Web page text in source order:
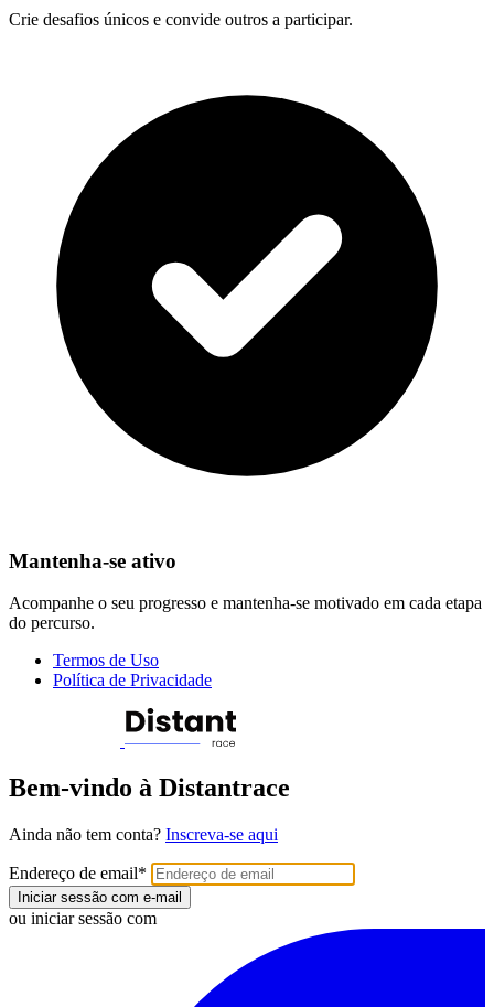
Crie desafios únicos e convide outros a participar.
Mantenha-se ativo
Acompanhe o seu progresso e mantenha-se motivado em cada etapa
do percurso.
Termos de Uso
Política de Privacidade
Bem-vindo à Distantrace
Ainda não tem conta? Inscreva-se aqui
Endereço de email*
Iniciar sessão com e-mail
ou iniciar sessão com